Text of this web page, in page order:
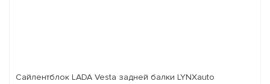
Сайлентблок LADA Vesta задней балки LYNXauto